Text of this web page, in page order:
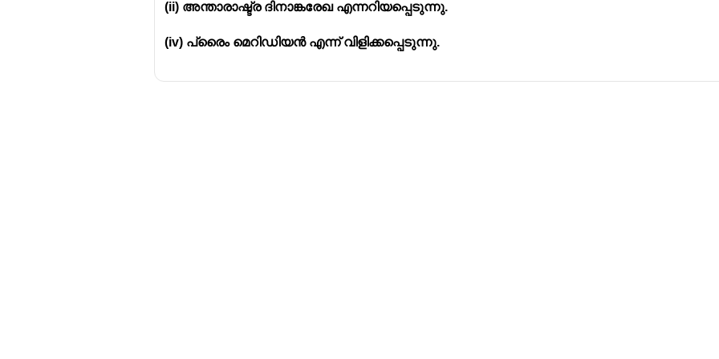
(ii) അന്താരാഷ്ട്ര ദിനാങ്കരേഖ എന്നറിയപ്പെടുന്നു.
(iv) പ്രൈം മെറിഡിയൻ എന്ന് വിളിക്കപ്പെടുന്നു.